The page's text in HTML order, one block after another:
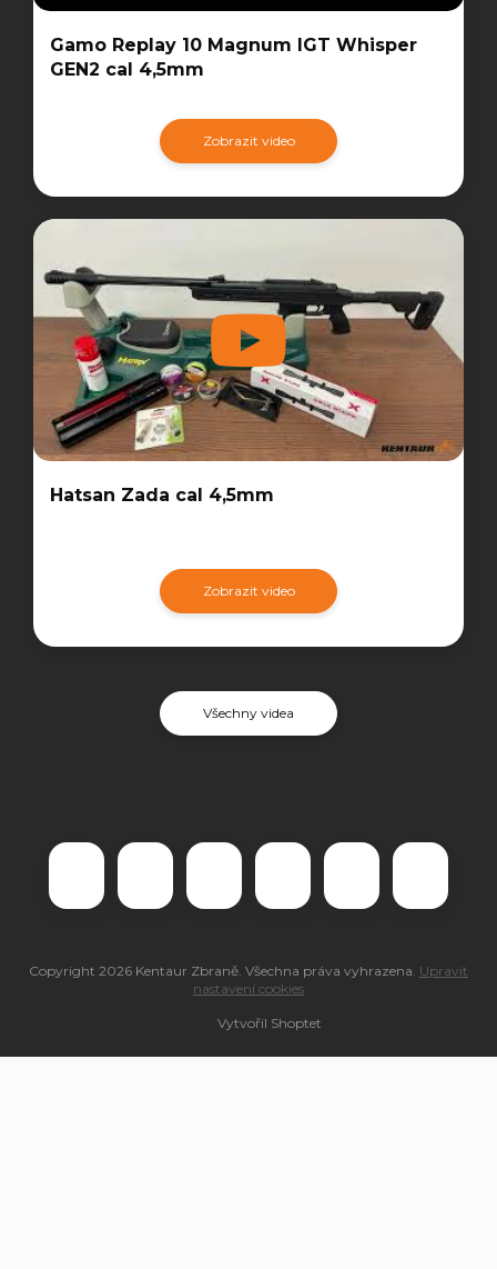
Gamo Replay 10 Magnum IGT Whisper
GEN2 cal 4,5mm
Zobrazit video
Hatsan Zada cal 4,5mm
Zobrazit video
Všechny videa
Vytvořil Shoptet
Copyright 2026 Kentaur Zbraně . Všechna práva vyhrazena. Upravit
nastavení cookies